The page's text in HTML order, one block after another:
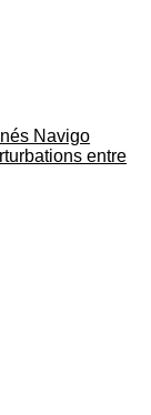
Navigo
entre